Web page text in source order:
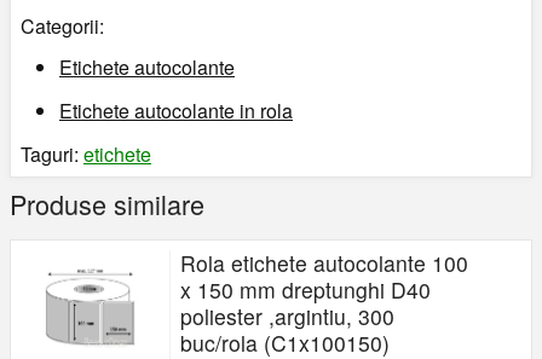
Categorii:
Etichete autocolante
Etichete autocolante in rola
Taguri: etichete
Produse similare
Rola etichete autocolante 100
x 150 mm dreptunghi D40
poliester ,argintiu, 300
buc/rola (C1x100150)